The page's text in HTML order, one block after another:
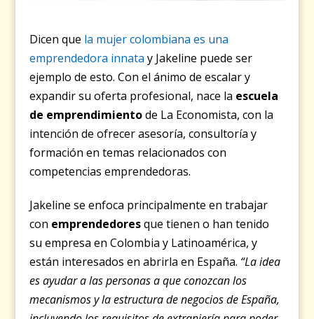
Dicen que la mujer colombiana es una
emprendedora innata y Jakeline puede ser
ejemplo de esto. Con el ánimo de escalar y
expandir su oferta profesional, nace la escuela
de emprendimientode La Economista, con la
intención de ofrecer asesoría, consultoría y
formación en temas relacionados con
competencias emprendedoras.
Jakeline se enfoca principalmente en trabajar
con emprendedoresque tienen o han tenido
su empresa en Colombia y Latinoamérica, y
están interesados en abrirla en España. “La idea
es ayudar a las personas a que conozcan los
mecanismos y la estructura de negocios de España,